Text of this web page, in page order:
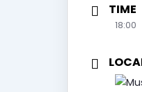
TIME
18:00